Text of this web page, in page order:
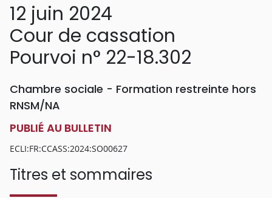
12 juin 2024
Cour de cassation
Pourvoi n° 22-18.302
Chambre sociale - Formation restreinte hors
RNSM/NA
PUBLIÉ AU BULLETIN
ECLI:FR:CCASS:2024:SO00627
Titres et sommaires